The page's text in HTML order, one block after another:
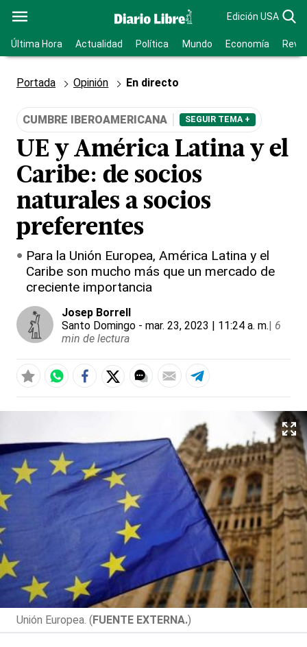
Edición USA
Última Hora Actualidad Política Mundo Economía
Portada Opinión En directo
CUMBRE IBEROAMERICANA SEGUIR TEMA +
UE y América Latina y el
Caribe: de socios
naturales a socios
preferentes
Para la Unión Europea, América Latina y el
Caribe son mucho más que un mercado de
creciente importancia
Josep Borrell
Santo Domingo - mar. 23, 2023 | 11:24 a. m.| 6
min de lectura
Unión Europea. (FUENTE EXTERNA.)